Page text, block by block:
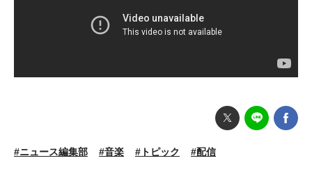
#ニュース編集部 #音楽 #トピック #配信